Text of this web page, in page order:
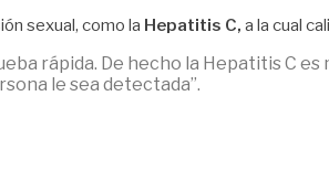
sexual, como la Hepatitis C, a la cual
rápida. De hecho la Hepatitis C es
le sea detectada”.